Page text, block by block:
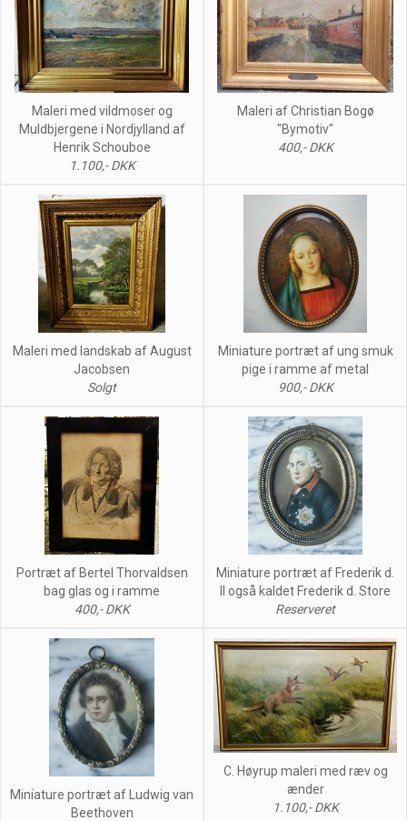
Maleri med vildmoser og
Muldbjergene i Nordjylland af
Henrik Schouboe
1.100,- DKK
Maleri af Christian Bogø
"Bymotiv"
400,- DKK
Maleri med landskab af August
Jacobsen
Solgt
Miniature portræt af ung smuk
pige i ramme af metal
900,- DKK
Portræt af Bertel Thorvaldsen
bag glas og i ramme
400,- DKK
Miniature portræt af Frederik d.
II også kaldet Frederik d. Store
Reserveret
Miniature portræt af Ludwig van
Beethoven
C. Høyrup maleri med ræv og
ænder
1.100,- DKK